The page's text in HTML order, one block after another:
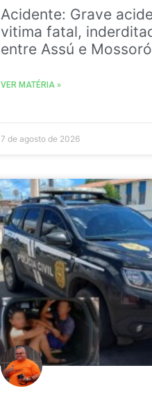
Acidente: Grave
vitima fatal,
entre Assú e Mossoró
VER MATÉRIA »
7 de agosto de 2026